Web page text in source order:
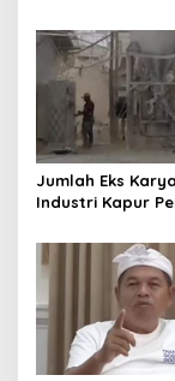
Percepat
Ekonomi Daerah
Jumlah Eks
Industri Kapur
Bertambah,
Identifikasi